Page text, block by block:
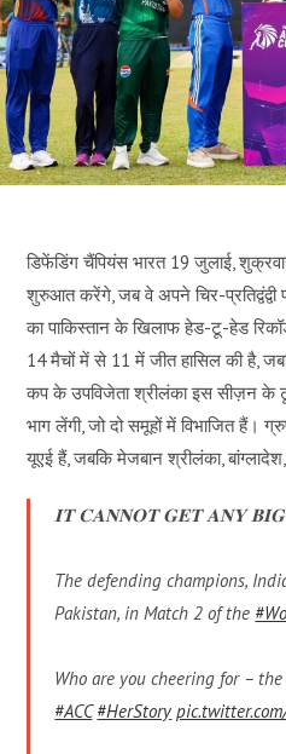
डिफेंडिंग चैंपियंस भारत 19 जुलाई,
शुरुआत करेंगे, जब वे अपने चिर-प्रतिद्वंद्वी
का पाकिस्तान के खिलाफ हेड-टू-हेड
14 मैचों में से 11 में जीत हासिल की है,
कप के उपविजेता श्रीलंका इस सीज़न के
भाग लेंगी, जो दो समूहों में विभाजित हैं।
यूएई हैं, जबकि मेजबान श्रीलंका,
𝐈𝐓 𝐂𝐀𝐍𝐍𝐎𝐓 𝐆𝐄𝐓 𝐀𝐍𝐘
The defending champions,
Pakistan, in Match 2 of the
Who are you cheering for –
#ACC #HerStory